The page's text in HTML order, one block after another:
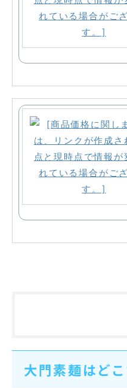
大門素麺はど